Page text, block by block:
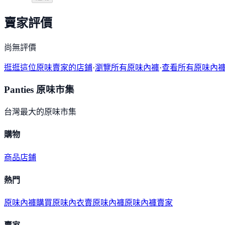
賣家評價
尚無評價
逛逛這位原味賣家的店鋪·瀏覽所有原味內褲·查看所有原味內
Panties 原味市集
台灣最大的原味市集
購物
商品店鋪
熱門
原味內褲購買原味內衣賣原味內褲原味內褲賣家